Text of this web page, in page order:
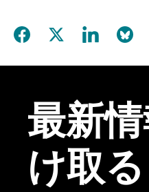
Share this page on
Share this page on
Share thisShare
最新
け取る